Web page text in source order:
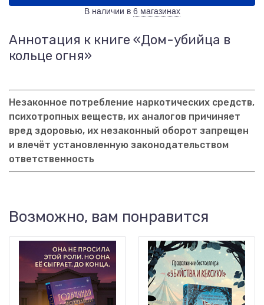
В наличии в 6 магазинах
Аннотация к книге «Дом-убийца в
кольце огня»
Незаконное потребление наркотических средств,
психотропных веществ, их аналогов причиняет
вред здоровью, их незаконный оборот запрещен
и влечёт установленную законодательством
ответственность
Возможно, вам понравится